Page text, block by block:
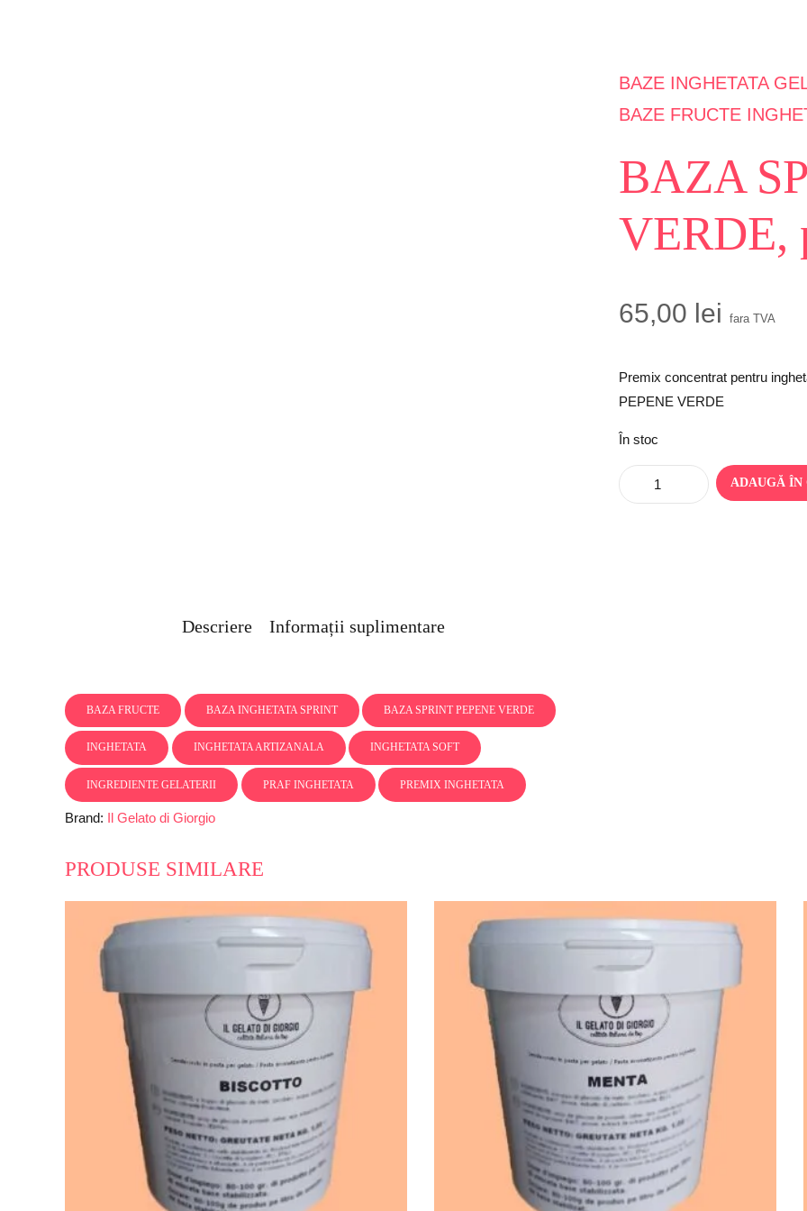
BAZE INGHETATA
BAZE FRUCTE
BAZA
VERDE,
65,00 lei fara TVA
Premix concentrat pentru
PEPENE VERDE
În stoc
Quantity ADAUGĂ ÎN
Descriere Informații suplimentare
BAZA FRUCTE BAZA INGHETATA SPRINT BAZA SPRINT PEPENE VERDE
INGHETATA INGHETATA ARTIZANALA INGHETATA SOFT
INGREDIENTE GELATERII PRAF INGHETATA PREMIX INGHETATA
Brand: Il Gelato di Giorgio
PRODUSE SIMILARE